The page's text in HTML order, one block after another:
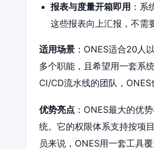
报表与度量开箱即用 ：
这些报表向上汇报，不需
适用场景 ：ONES适合20人
多个职能，且希望用一套系
CI/CD流水线的团队，ONES
优势亮点 ：ONES最大的优
统。它的权限体系支持按项
员来说，ONES用一套工具